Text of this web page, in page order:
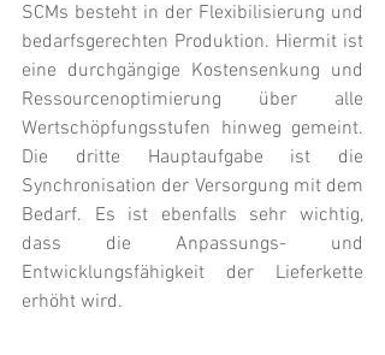
SCMs besteht in der Flexibilisierung und
bedarfsgerechten Produktion. Hiermit ist
eine durchgängige Kostensenkung und
Ressourcenoptimierung über alle
Wertschöpfungsstufen hinweg gemeint.
Die dritte Hauptaufgabe ist die
Synchronisation der Versorgung mit dem
Bedarf. Es ist ebenfalls sehr wichtig,
dass die Anpassungs- und
Entwicklungsfähigkeit der Lieferkette
erhöht wird.